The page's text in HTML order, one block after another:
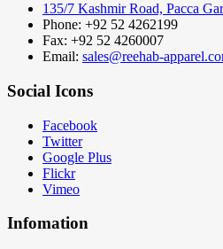
135/7 Kashmir Road, Pacca
Phone: +92 52 4262199
Fax: +92 52 4260007
Email: sales@reehab-
Social Icons
Facebook
Twitter
Google Plus
Flickr
Vimeo
Infomation